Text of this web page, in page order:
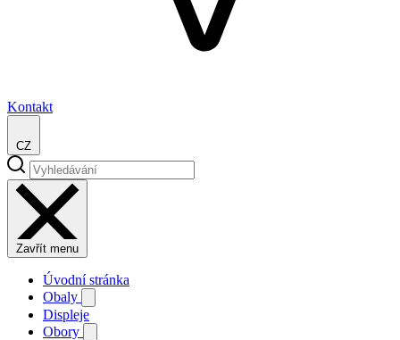
Kontakt
CZ
Zavřít menu
Úvodní stránka
Obaly
Displeje
Obory